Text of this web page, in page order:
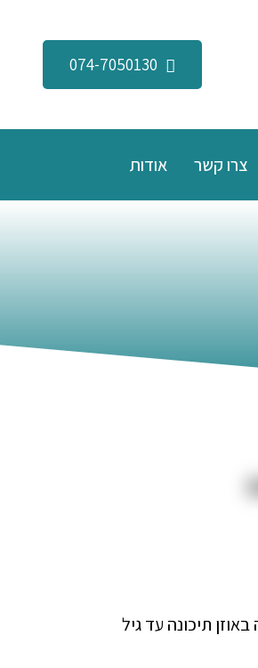
צרו קשר אודות
יחוו אירוע של דלקת חריפה באוזן תיכונה עד גיל